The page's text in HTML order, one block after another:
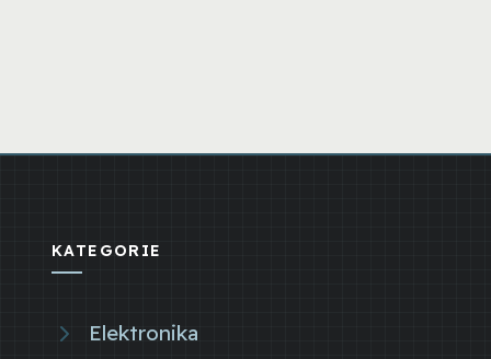
KATEGORIE
Elektronika